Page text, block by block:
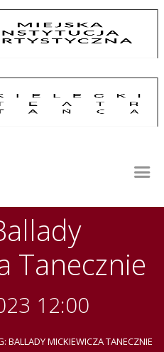
Tanecznie
12:00
BALLADY MICKIEWICZA TANECZNIE